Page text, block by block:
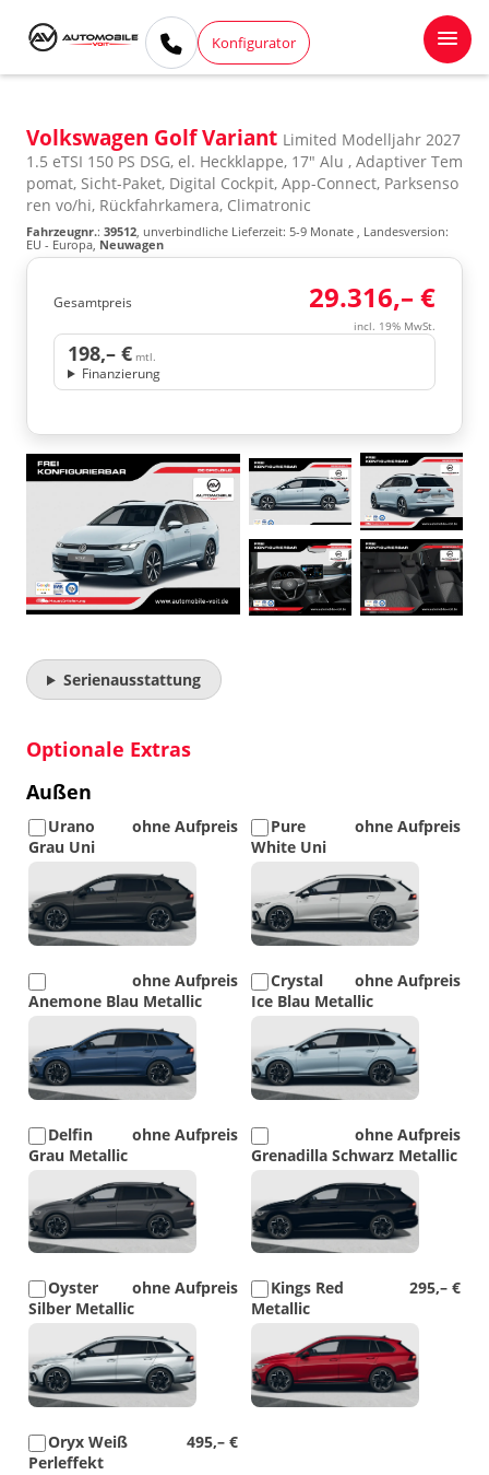
Konfigurator
Volkswagen Golf Variant Limited Modelljahr 2027
1.5 eTSI 150 PS DSG, el. Heckklappe, 17" Alu , Adaptiver Tem
pomat, Sicht-Paket, Digital Cockpit, App-Connect, Parksenso
ren vo/hi, Rückfahrkamera, Climatronic
Fahrzeugnr.: 39512, unverbindliche Lieferzeit: 5-9 Monate , Landesversion:
EU - Europa, Neuwagen
Gesamtpreis 29.316,– €
incl. 19% MwSt.
198,– € mtl.
Finanzierung
Serienausstattung
Optionale Extras
Außen
ohne Aufpreis
Urano
Grau Uni
ohne Aufpreis
Pure
White Uni
ohne Aufpreis
Anemone Blau Metallic
ohne Aufpreis
Crystal
Ice Blau Metallic
ohne Aufpreis
Delfin
Grau Metallic
ohne Aufpreis
Grenadilla Schwarz Metallic
ohne Aufpreis
Oyster
Silber Metallic
295,– €
Kings Red
Metallic
495,– €
Oryx Weiß
Perleffekt